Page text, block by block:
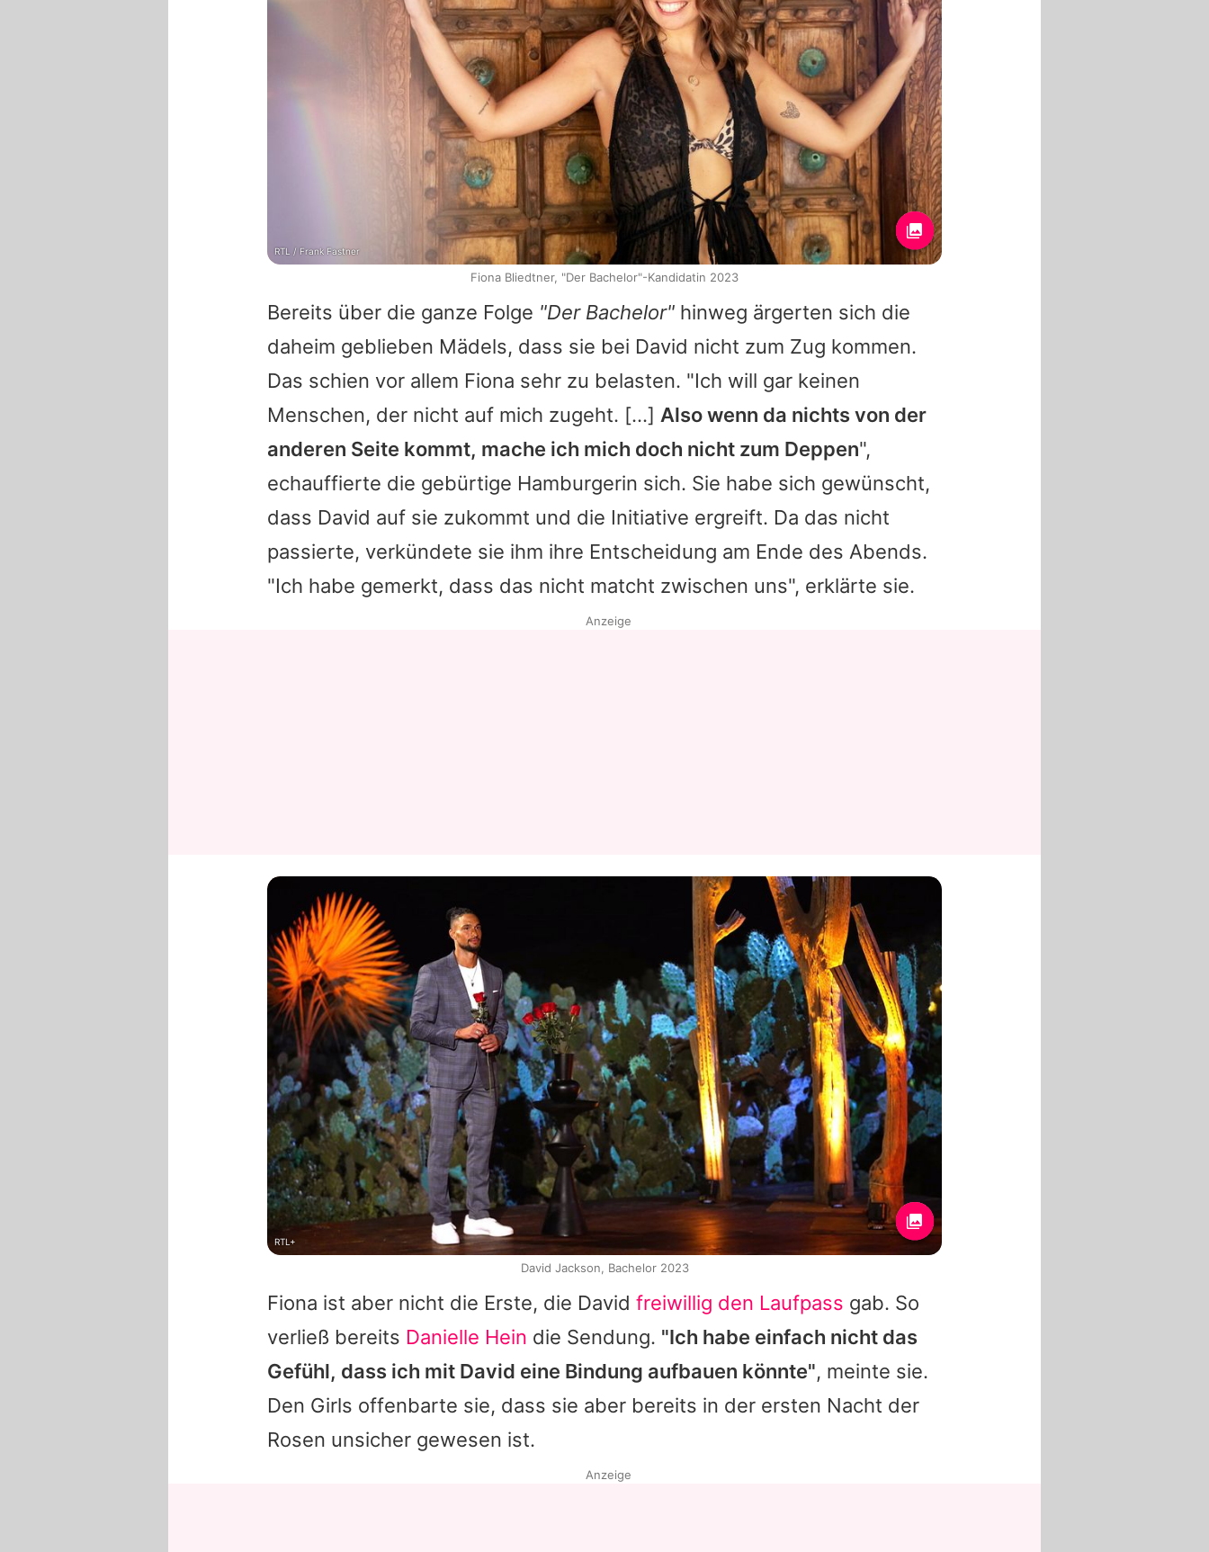
Bereits über die ganze Folge "Der Bachelor" hinweg ärgerten sich die
daheim geblieben Mädels, dass sie bei David nicht zum Zug kommen.
Das schien vor allem Fiona sehr zu belasten. "Ich will gar keinen
Menschen, der nicht auf mich zugeht. [...] Also wenn da nichts von der
anderen Seite kommt, mache ich mich doch nicht zum Deppen",
echauffierte die gebürtige Hamburgerin sich. Sie habe sich gewünscht,
dass David auf sie zukommt und die Initiative ergreift. Da das nicht
passierte, verkündete sie ihm ihre Entscheidung am Ende des Abends.
"Ich habe gemerkt, dass das nicht matcht zwischen uns", erklärte sie.
Fiona ist aber nicht die Erste, die David freiwillig den Laufpass gab. So
verließ bereits Danielle Hein die Sendung. "Ich habe einfach nicht das
Gefühl, dass ich mit David eine Bindung aufbauen könnte", meinte sie.
Den Girls offenbarte sie, dass sie aber bereits in der ersten Nacht der
Rosen unsicher gewesen ist.
RTL / Frank Fastner
Fiona Bliedtner, "Der Bachelor"-Kandidatin 2023
Anzeige
RTL+
David Jackson, Bachelor 2023
Anzeige